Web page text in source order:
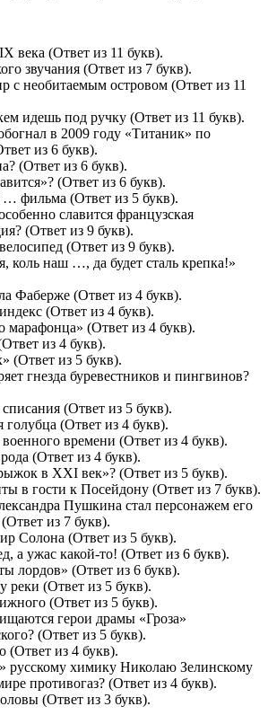
века (Ответ из 11 букв).
звучания (Ответ из 7 букв).
с необитаемым островом (Ответ из 11
идешь под ручку (Ответ из 11 букв).
в 2009 году «Титаник» по
из 6 букв).
(Ответ из 6 букв).
(Ответ из 6 букв).
фильма (Ответ из 5 букв).
славится французская
(Ответ из 9 букв).
(Ответ из 9 букв).
коль наш …, да будет сталь крепка!»
Фаберже (Ответ из 4 букв).
(Ответ из 4 букв).
марафонца» (Ответ из 4 букв).
из 4 букв).
(Ответ из 5 букв).
гнезда буревестников и пингвинов?
(Ответ из 5 букв).
(Ответ из 4 букв).
времени (Ответ из 4 букв).
(Ответ из 4 букв).
в XXI век»? (Ответ из 5 букв).
в гости к Посейдону (Ответ из 7 букв).
Пушкина стал персонажем его
из 7 букв).
Солона (Ответ из 5 букв).
а ужас какой-то! (Ответ из 6 букв).
лордов» (Ответ из 6 букв).
реки (Ответ из 5 букв).
(Ответ из 5 букв).
герои драмы «Гроза»
(Ответ из 5 букв).
(Ответ из 4 букв).
русскому химику Николаю Зелинскому
противогаз? (Ответ из 4 букв).
(Ответ из 3 букв).